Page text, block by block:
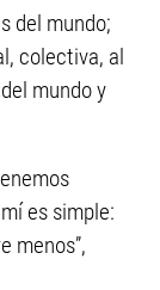
del mundo;
colectiva, al
mundo y
es simple:
menos”,